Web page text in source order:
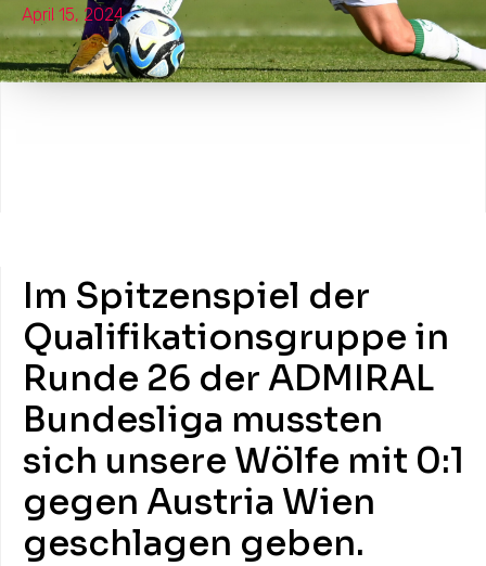
April 15, 2024
Im Spitzenspiel der
Qualifikationsgruppe in
Runde 26 der ADMIRAL
Bundesliga mussten
sich unsere Wölfe mit 0:1
gegen Austria Wien
geschlagen geben.